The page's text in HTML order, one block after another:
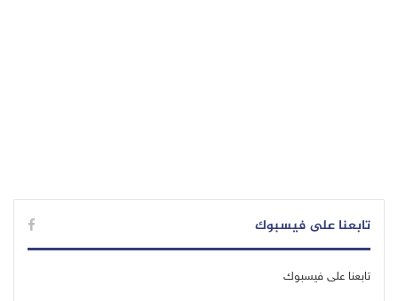
تابعنا على فيسبوك
تابعنا على فيسبوك